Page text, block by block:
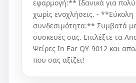
εφαρμογή:** Ιδανικά για
χωρίς ενοχλήσεις. - **Εύκολη
συνδεσιμότητα:** Συμβατά με
συσκευές σας. Επιλέξτε τα
Ψείρες In Ear QY-9012 και
που σας αξίζει!